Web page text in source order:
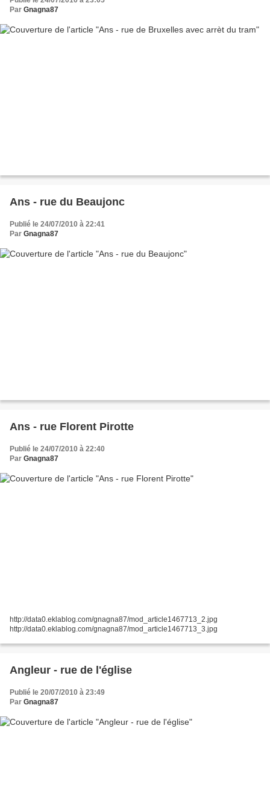
Par Gnagna87
Ans - rue du Beaujonc
Publié le 24/07/2010 à 22:41
Par Gnagna87
Ans - rue Florent Pirotte
Publié le 24/07/2010 à 22:40
Par Gnagna87
http://data0.eklablog.com/gnagna87/mod_article1467713_2.jpg
http://data0.eklablog.com/gnagna87/mod_article1467713_3.jpg
Angleur - rue de l'église
Publié le 20/07/2010 à 23:49
Par Gnagna87